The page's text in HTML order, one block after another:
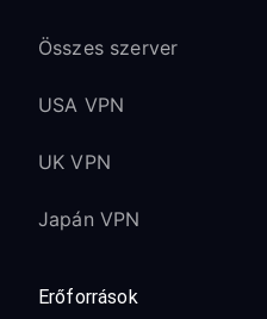
Összes szerver
USA VPN
UK VPN
Japán VPN
Erőforrások